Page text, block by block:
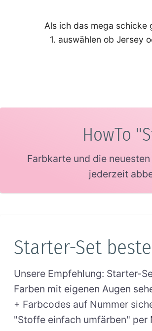
Als ich das mega schicke
1. auswählen ob Jersey
HowTo
Farbkarte und die
jederzeit
Starter-Set
Unsere Empfehlung: Starter-
Farben mit eigenen Augen
+ Farbcodes auf Nummer
"Stoffe einfach umfärben" per